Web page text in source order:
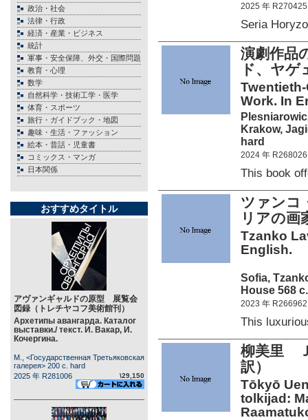
政治・社会
法律・行政
経済・産業・ビジネス
統計
軍事・安全保障、外交・国際問題
教育・心理
数学
自然科学・技術工学・医学
体育・スポーツ
旅行・ガイドブック・地図
趣味・生活・ファッション
絵本・昔話・児童書
コミックス・マンガ
日本関係
おすすめタイトル
アヴァンギャルドの原型 展覧会
図録（トレチヤコフ美術館刊）
Архетипы авангарда. Каталог
выставки./ текст. И. Вакар, И.
Кочергина.
М., <Государственная Третьяковская
галерея> 200 c. hard
2025 年 R281006
\29,150
2025 年 R270425
Seria
演劇作品
ド、ヤ
Work. In
Krakow,
hard
2024 年 R268026
This book
ツァンコ
リアの
Tzanko
English.
Sofia,
House 568
2023 年 R266962
This
柳美里
訳）
Tōkyō
tolkijad: